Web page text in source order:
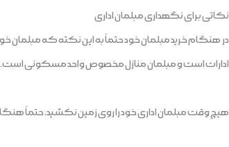
نکاتی برای نگهداری مبلمان اداری
در هنگام خرید مبلمان خود حتماً به این نکته که مبلمان
ادارات است و مبلمان منازل مخصوص واحد مسکونی است.
هیچ وقت مبلمان اداری خود را روی زمین نکشید، حتماً هنگام